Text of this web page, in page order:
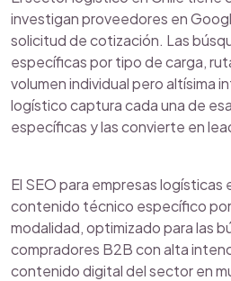
investigan proveedores en
solicitud de cotización. Las
específicas por tipo de carga,
volumen individual pero altísima
logístico captura cada una de
específicas y las convierte en
El SEO para empresas logísticas
contenido técnico específico
modalidad, optimizado para las
compradores B2B con alta
contenido digital del sector en